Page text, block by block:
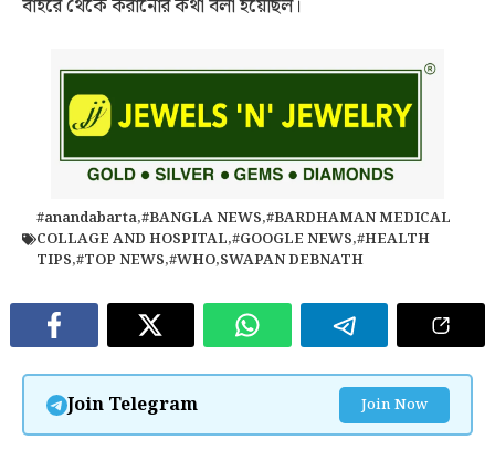
বাইরে থেকে করানোর কথা বলা হয়েছিল।
#anandabarta,#BANGLA NEWS,#BARDHAMAN MEDICAL
COLLAGE AND HOSPITAL,#GOOGLE NEWS,#HEALTH
TIPS,#TOP NEWS,#WHO,SWAPAN DEBNATH
Join Telegram Join Now